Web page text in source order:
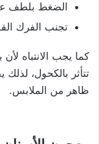
الضغط بلطف
تجنب الفرك
كما يجب الانتباه
تتأثر بالكحول،
ظاهر من الملابس.